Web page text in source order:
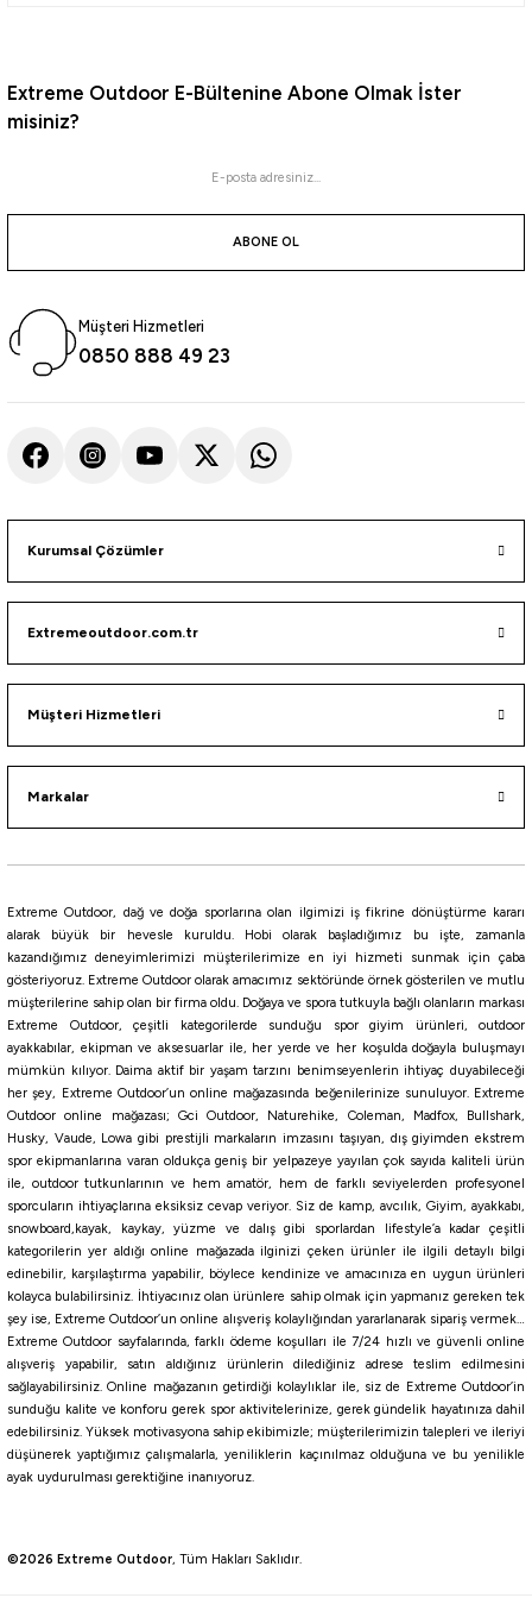
Ash Fade
Cream Fade
1.899,05₺
1.999,00₺
Havale ile 1.804,10 ₺
ASH Twilight Dried Pine Violet Blossom
Stanley
Stanley The AeroLight Transit Termos Bardak 0.60 Lt
2.929,00₺
Havale ile 2.643,42 ₺
Stanley
Stanley Quencher H2.O FlowState Tumbler Pipetli Termos Bardak 1.18 Lt
TURUNCU SİYAH AÇIK YEŞİL Açık Gri Cream Tonal Lilac Plum ASH
%10
Yeni
Thermos Icon IS251 0,53 Lt Pipetli Termos
1.659,60₺
1.844,00₺
Havale ile 1.576,62 ₺
ORANGE Navy
Hot Pink
%10
Yeni
Thermos
Thermos Icon IS111 0,71 Lt Cold Tumbler Pipetli Termos
2.024,10₺
2.249,00
%10
Extreme Outdoor E-Bültenine Abone Olmak İster
misiniz?
ABONE OL
Müşteri Hizmetleri
0850 888 49 23
Kurumsal Çözümler
Extremeoutdoor.com.tr
Müşteri Hizmetleri
Markalar
Extreme Outdoor, dağ ve doğa sporlarına olan ilgimizi iş fikrine dönüştürme kararı
alarak büyük bir hevesle kuruldu. Hobi olarak başladığımız bu işte, zamanla
kazandığımız deneyimlerimizi müşterilerimize en iyi hizmeti sunmak için çaba
gösteriyoruz. Extreme Outdoor olarak amacımız sektöründe örnek gösterilen ve mutlu
müşterilerine sahip olan bir firma oldu. Doğaya ve spora tutkuyla bağlı olanların markası
Extreme Outdoor, çeşitli kategorilerde sunduğu spor giyim ürünleri, outdoor
ayakkabılar, ekipman ve aksesuarlar ile, her yerde ve her koşulda doğayla buluşmayı
mümkün kılıyor. Daima aktif bir yaşam tarzını benimseyenlerin ihtiyaç duyabileceği
her şey, Extreme Outdoor’un online mağazasında beğenilerinize sunuluyor. Extreme
Outdoor online mağazası; Gci Outdoor, Naturehike, Coleman, Madfox, Bullshark,
Husky, Vaude, Lowa gibi prestijli markaların imzasını taşıyan, dış giyimden ekstrem
spor ekipmanlarına varan oldukça geniş bir yelpazeye yayılan çok sayıda kaliteli ürün
ile, outdoor tutkunlarının ve hem amatör, hem de farklı seviyelerden profesyonel
sporcuların ihtiyaçlarına eksiksiz cevap veriyor. Siz de kamp, avcılık, Giyim, ayakkabı,
snowboard,kayak, kaykay, yüzme ve dalış gibi sporlardan lifestyle’a kadar çeşitli
kategorilerin yer aldığı online mağazada ilginizi çeken ürünler ile ilgili detaylı bilgi
edinebilir, karşılaştırma yapabilir, böylece kendinize ve amacınıza en uygun ürünleri
kolayca bulabilirsiniz. İhtiyacınız olan ürünlere sahip olmak için yapmanız gereken tek
şey ise, Extreme Outdoor’un online alışveriş kolaylığından yararlanarak sipariş vermek…
Extreme Outdoor sayfalarında, farklı ödeme koşulları ile 7/24 hızlı ve güvenli online
alışveriş yapabilir, satın aldığınız ürünlerin dilediğiniz adrese teslim edilmesini
sağlayabilirsiniz. Online mağazanın getirdiği kolaylıklar ile, siz de Extreme Outdoor’in
sunduğu kalite ve konforu gerek spor aktivitelerinize, gerek gündelik hayatınıza dahil
edebilirsiniz. Yüksek motivasyona sahip ekibimizle; müşterilerimizin talepleri ve ileriyi
düşünerek yaptığımız çalışmalarla, yeniliklerin kaçınılmaz olduğuna ve bu yenilikle
ayak uydurulması gerektiğine inanıyoruz.
©2026 Extreme Outdoor, Tüm Hakları Saklıdır.